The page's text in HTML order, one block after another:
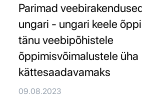
Parimad
ungari - ungari keele
tänu veebipõhistele
õppimisvõimalustele üha
kättesaadavamaks
09.08.2023